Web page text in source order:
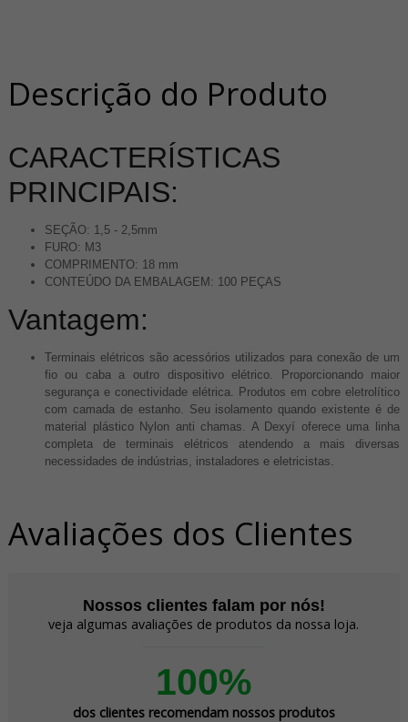
Descrição do Produto
CARACTERÍSTICAS
PRINCIPAIS:
SEÇÃO: 1,5 - 2,5mm
FURO: M3
COMPRIMENTO: 18 mm
CONTEÚDO DA EMBALAGEM: 100 PEÇAS
Vantagem:
Terminais elétricos são acessórios utilizados para conexão de um
fio ou caba a outro dispositivo elétrico. Proporcionando maior
segurança e conectividade elétrica. Produtos em cobre eletrolítico
com camada de estanho. Seu isolamento quando existente é de
material plástico Nylon anti chamas. A Dexyí oferece uma linha
completa de terminais elétricos atendendo a mais diversas
necessidades de indústrias, instaladores e eletricistas.
Avaliações dos Clientes
Nossos clientes falam por nós!
veja algumas avaliações de produtos da nossa loja.
100%
dos clientes recomendam nossos produtos